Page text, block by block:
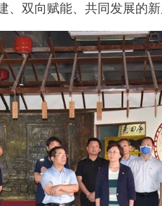
双向赋能、共同发展的新